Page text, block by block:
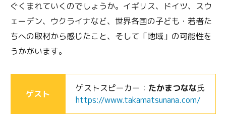
ぐくまれていくのでしょうか。イギリス、ドイツ、スウ
ェーデン、ウクライナなど、世界各国の子ども・若者た
ちへの取材から感じたこと、そして「地域」の可能性を
うかがいます。
ゲスト
ゲストスピーカー： たかまつなな氏
https://www.takamatsunana.com/